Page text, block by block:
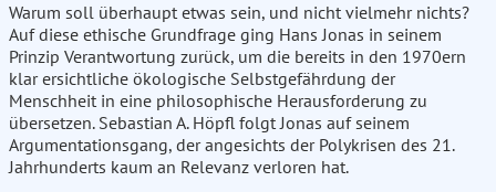
Warum soll überhaupt etwas sein, und nicht vielmehr nichts?
Auf diese ethische Grundfrage ging Hans Jonas in seinem
Prinzip Verantwortung zurück, um die bereits in den 1970ern
klar ersichtliche ökologische Selbstgefährdung der
Menschheit in eine philosophische Herausforderung zu
übersetzen. Sebastian A. Höpfl folgt Jonas auf seinem
Argumentationsgang, der angesichts der Polykrisen des 21.
Jahrhunderts kaum an Relevanz verloren hat.